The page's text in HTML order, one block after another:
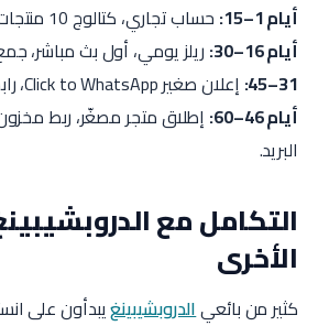
أيام 1–15:
حساب تجاري، كتالوج 10 منتجات، بايو + واتساب.
أيام 16–30:
ريلز يومي، أول بث مباشر، جمع 5
31–45:
إعلان صغير Click to WhatsApp، رابط دفع إلكتروني.
أيام 46–60:
إطلاق متجر مصغّر، ربط
البريد.
التكامل مع
الأخرى
كثير من بائعيالدروبشيبينغيبدأون على